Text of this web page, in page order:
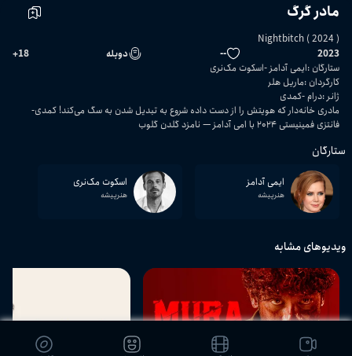
مادر گرگ‌
Nightbitch ( 2024 )
2023
-- دوبله 18
+
ستارگان :ایمی آدامز اسکوت مک‌نری
کارگردان :ماریل هلر
ژانر :درام کمدی
مادری خانه‌دار که هویتش را از دست داده شروع به تبدیل شدن به سگ می‌کند! کمدی-
فانتزی فمینیستی ۲۰۲۴ با امی آدامز — نامزد گلدن گلوب
ستارگان
ایمی آدامز
هنرپیشه
اسکوت مک‌نری
هنرپیشه
ویدیوهای مشابه